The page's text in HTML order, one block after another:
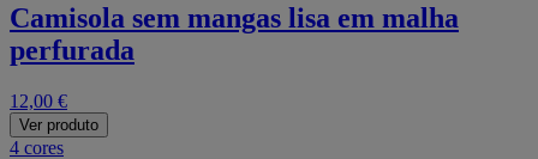
Camisola sem mangas lisa em malha
perfurada
12,00 €
Ver produto
4 cores